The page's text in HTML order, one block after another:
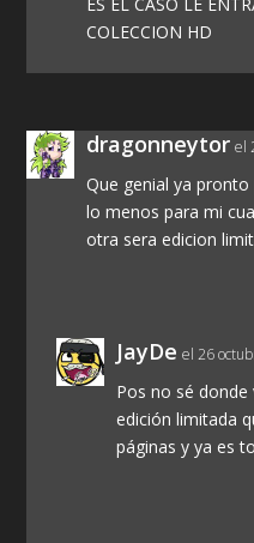
ES EL CASO LE
COLECCION HD
dragonneytor el
Que genial ya
lo menos para mi
otra sera edicion
JayDe el 26
Pos no sé donde
edición limitada
páginas y ya es